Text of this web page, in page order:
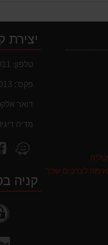
לצרכים שלך
יצירת
טלפון:
פקס':
דואר
מדיה
קניה